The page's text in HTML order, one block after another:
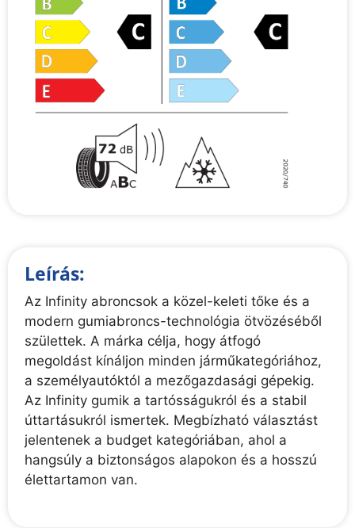
Leírás:
Az Infinity abroncsok a közel-keleti tőke és a
modern gumiabroncs-technológia ötvözéséből
születtek. A márka célja, hogy átfogó
megoldást kínáljon minden járműkategóriához,
a személyautóktól a mezőgazdasági gépekig.
Az Infinity gumik a tartósságukról és a stabil
úttartásukról ismertek. Megbízható választást
jelentenek a budget kategóriában, ahol a
hangsúly a biztonságos alapokon és a hosszú
élettartamon van.